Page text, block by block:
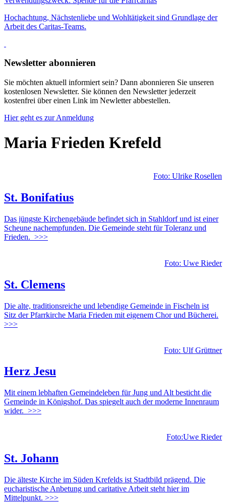
Hochachtung, Nächstenliebe und Wohltätigkeit sind Grundlage der
Arbeit des Caritas-Teams.
Newsletter abonnieren
Sie möchten aktuell informiert sein? Dann abonnieren Sie unseren
kostenlosen Newsletter. Sie können den Newsletter jederzeit
kostenfrei über einen Link im Newletter abbestellen.
Hier geht es zur Anmeldung
Maria Frieden Krefeld
Foto: Ulrike Rosellen
St. Bonifatius
Das jüngste Kirchen­gebäude befindet sich in Stahldorf und ist einer
Scheune nachempfunden. Die Gemeinde steht für Toleranz und
Frieden. >>>
Foto: Uwe Rieder
St. Clemens
Die alte, traditionsreiche und lebendige Gemeinde in Fischeln ist
Sitz der Pfarrkirche Maria Frieden mit eigenem Chor und Bücherei.
>>>
Foto: Ulf Grüttner
Herz Jesu
Mit einem lebhaften Ge­meindeleben für Jung und Alt besticht die
Gemeinde in Königshof. Das spiegelt auch der moderne Innen­raum
wider. >>>
Foto:Uwe Rieder
St. Johann
Die älteste Kirche im Süden Krefelds ist Stadtbild prägend. Die
eucharistische Anbetung und caritative Arbeit steht hier im
Mittelpunkt. >>>